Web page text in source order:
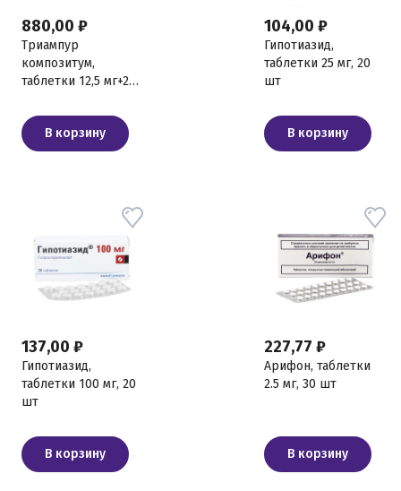
880,00 ₽
Триампур
композитум,
таблетки 12,5 мг+25
В корзину
104,00 ₽
Гипотиазид,
таблетки 25 мг, 20
шт
В корзину
137,00 ₽
Гипотиазид,
таблетки 100 мг, 20
шт
В корзину
227,77 ₽
Арифон, таблетки
2.5 мг, 30 шт
В корзину